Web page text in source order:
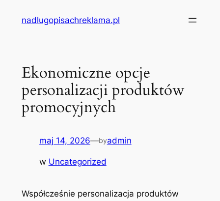
nadlugopisachreklama.pl
Ekonomiczne opcje
personalizacji produktów
promocyjnych
maj 14, 2026—byadmin
w Uncategorized
Współcześnie personalizacja produktów